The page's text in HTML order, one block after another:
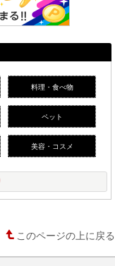
料理・食べ物
ペット
美容・コスメ
このページの上に戻る